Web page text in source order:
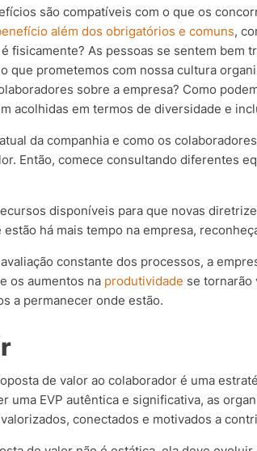
são compatíveis com o que os
além dos obrigatórios e comuns,
fisicamente? As pessoas se sentem bem
que prometemos com nossa cultura
sobre a empresa? Como
acolhidas em termos de diversidade e
da companhia e como os
Então, comece consultando diferentes
disponíveis para que novas
há mais tempo na empresa,
constante dos processos, a
os aumentos na produtividade se tornarão
a permanecer onde estão.
de valor ao colaborador é uma
uma EVP autêntica e significativa, as
conectados e motivados a